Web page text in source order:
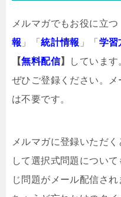
メルマガでもお役に立つ
報 」「統計情報 」「 学習
【無料配信】
しています
ぜひご登録ください。
は不要です。
メルマガに登録いただ
して選択式問題につい
じ問題がメール配信され